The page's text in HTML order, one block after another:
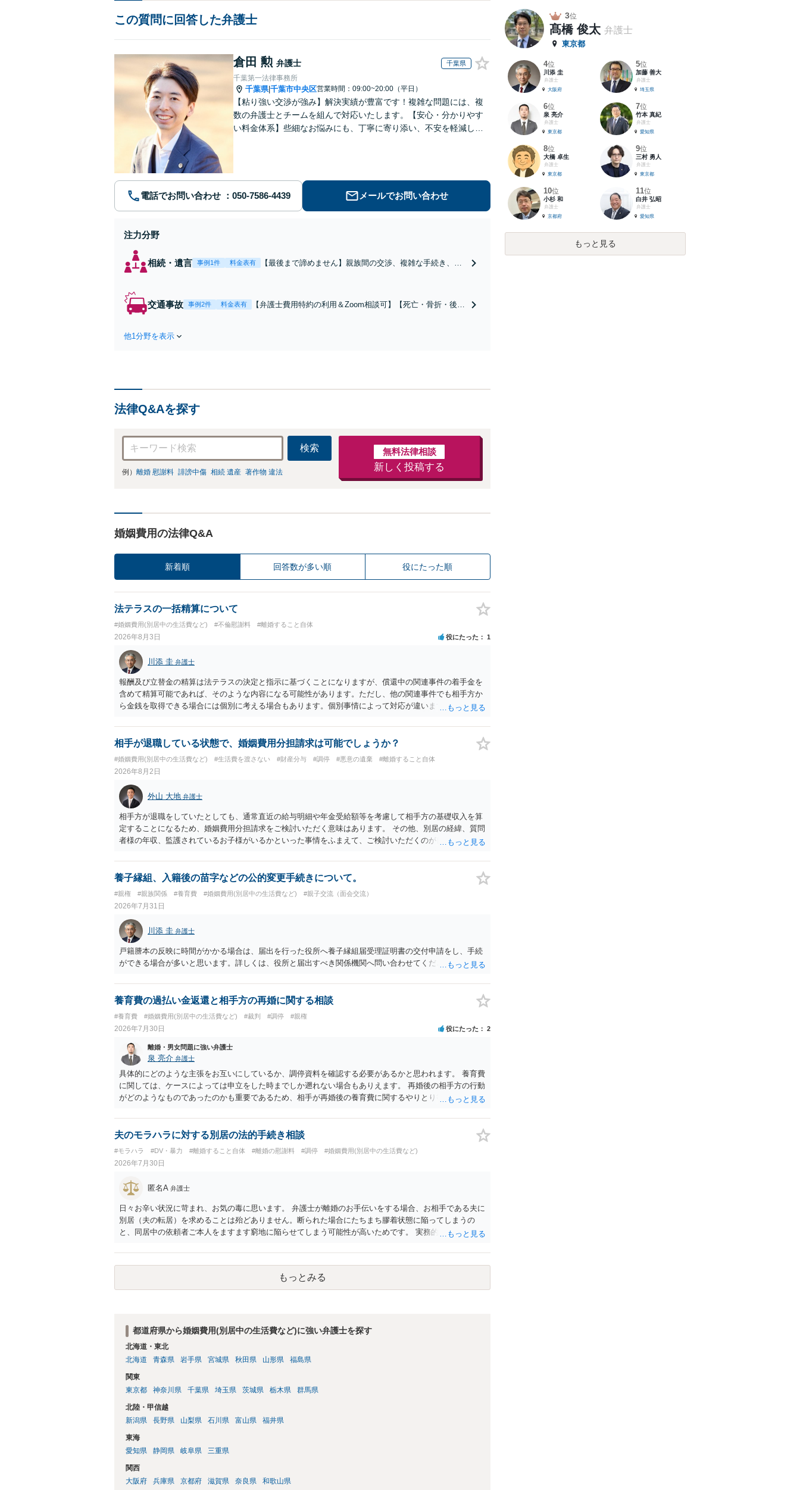
この質問に回答した弁護士
倉田 勲 弁護士 千葉県
千葉第一法律事務所
千葉県|千葉市中央区営業時間：09:00~20:00（平日）
【粘り強い交渉が強み】解決実績が豊富です！複雑な問題には、複
数の弁護士とチームを組んで対応いたします。【安心・分かりやす
い料金体系】些細なお悩みにも、丁寧に寄り添い、不安を軽減しま
電話でお問い合わせ メールでお問い合わせ
注力分野
相続・遺言 事例1件 料金表有
【最後まで諦めません】親族間の交渉、複雑な手続き、全
能。【JR千葉駅近く】駐車場あり
交通事故 事例2件 料金表有
【弁護士費用特約の利用＆Zoom相談可】【死亡・骨折・後遺
他1分野を表示
法律Q&Aを探す
検索
例） 離婚 慰謝料 誹謗中傷 相続 遺産 著作物 違法
無料法律相談
新しく投稿する
婚姻費用の法律Q&A
新着順 回答数が多い順 役にたった順
法テラスの一括精算について
#婚姻費用(別居中の生活費など) #不倫慰謝料 #離婚すること自体
2026年8月3日 役にたった 1
川添 圭 弁護士
報酬及び立替金の精算は法テラスの決定と指示に基づくことになりますが、償還中の関連事件の着手金を
含めて精算可能であれば、そのような内容になる可能性があります。ただし、他の関連事件でも相手方か
ら金銭を取得できる場合には個別に考える場合もあります。個別事情によって対応が違いますので、法テ
相手が退職している状態で、婚姻費用分担請求は可能でしょうか？
#婚姻費用(別居中の生活費など) #生活費を渡さない #財産分与 #調停 #悪意の遺棄 #離婚すること自体
2026年8月2日
外山 大地 弁護士
相手方が退職をしていたとしても、通常直近の給与明細や年金受給額等を考慮して相手方の基礎収入を算
定することになるため、婚姻費用分担請求をご検討いただく意味はあります。 その他、別居の経緯、質問
者様の年収、監護されているお子様がいるかといった事情をふまえて、ご検討いただくのが良いかと思い
養子縁組、入籍後の苗字などの公的変更手続きについて。
#親権 #親族関係 #養育費 #婚姻費用(別居中の生活費など) #親子交流（面会交流）
2026年7月31日
川添 圭 弁護士
戸籍謄本の反映に時間がかかる場合は、届出を行った役所へ養子縁組届受理証明書の交付申請をし、手続
ができる場合が多いと思います。詳しくは、役所と届出すべき関係機関へ問い合わせてください。
養育費の過払い金返還と相手方の再婚に関する相談
#養育費 #婚姻費用(別居中の生活費など) #裁判 #調停 #親権
2026年7月30日 役にたった 2
離婚・男女問題に強い弁護士
泉 亮介 弁護士
具体的にどのような主張をお互いにしているか、調停資料を確認する必要があるかと思われます。 養育費
に関しては、ケースによっては申立をした時までしか遡れない場合もありえます。 再婚後の相手方の行動
がどのようなものであったのかも重要であるため、相手が再婚後の養育費に関するやりとり等があればそ
ことをお勧めいたします。
夫のモラハラに対する別居の法的手続き相談
#モラハラ #DV・暴力 #離婚すること自体 #離婚の慰謝料 #調停 #婚姻費用(別居中の生活費など)
2026年7月30日
匿名A 弁護士
日々お辛い状況に苛まれ、お気の毒に思います。 弁護士が離婚のお手伝いをする場合、お相手である夫に
別居（夫の転居）を求めることは殆どありません。断られた場合にたちまち膠着状態に陥ってしまうの
と、同居中の依頼者ご本人をますます窮地に陥らせてしまう可能性が高いためです。 実務的には、ご相談
もっとみる
都道府県から婚姻費用(別居中の生活費など)に強い弁護士を探す
北海道・東北
北海道
青森県 岩手県 宮城県 秋田県 山形県 福島県
関東
東京都
神奈川県 千葉県 埼玉県 茨城県 栃木県 群馬県
北陸・甲信越
新潟県
長野県 山梨県 石川県 富山県 福井県
東海
愛知県
静岡県 岐阜県 三重県
関西
大阪府
兵庫県 京都府 滋賀県 奈良県 和歌山県
3位
髙橋 俊太 弁護士
東京都
4位
川添 圭
弁護士
大阪府
5位
加藤 善大
弁護士
埼玉県
6位
泉 亮介
弁護士
東京都
7位
竹本 真紀
弁護士
愛知県
8位
大橋 卓生
弁護士
東京都
9位
三村 勇人
弁護士
東京都
10位
小杉 和
弁護士
京都府
11位
白井 弘昭
弁護士
愛知県
もっと見る